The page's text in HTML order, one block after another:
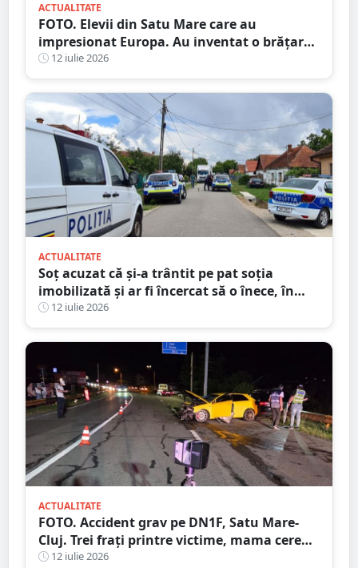
ACTUALITATE
FOTO. Elevii din Satu Mare care au
impresionat Europa. Au inventat o brățară
inteligentă pentru colegii nevăzători
12 iulie 2026
ACTUALITATE
Soț acuzat că și-a trântit pe pat soția
imobilizată și ar fi încercat să o înece, în
județul Satu Mare
12 iulie 2026
ACTUALITATE
FOTO. Accident grav pe DN1F, Satu Mare-
Cluj. Trei frați printre victime, mama cere
ajutorul martorilor
12 iulie 2026